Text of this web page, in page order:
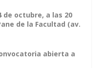
de octubre, a las 20
de la Facultad (av.
abierta a